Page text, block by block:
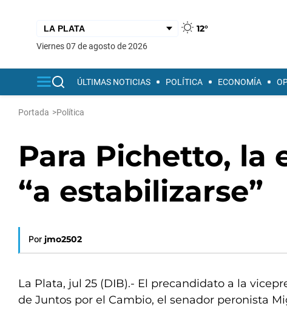
12°
viernes 07 de agosto de 2026
ÚLTIMAS NOTICIAS POLÍTICA ECONOMÍA
Portada >Política
Para Pichetto, la
“a estabilizarse”
Por jmo2502
La Plata, jul 25 (DIB).- El precandidato a la
de Juntos por el Cambio, el senador peronista